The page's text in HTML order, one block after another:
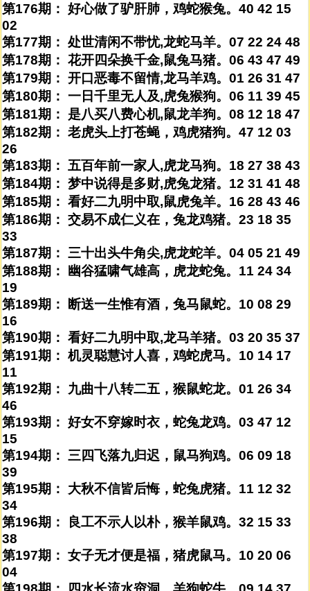
第176期： 好心做了驴肝肺，鸡蛇猴兔。40 42 15
02
第177期： 处世清闲不带忧,龙蛇马羊。07 22 24 48
第178期： 花开四朵换千金,鼠兔马猪。06 43 47 49
第179期： 开口恶毒不留情,龙马羊鸡。01 26 31 47
第180期： 一日千里无人及,虎兔猴狗。06 11 39 45
第181期： 是八买八费心机,鼠龙羊狗。08 12 18 47
第182期： 老虎头上打苍蝇，鸡虎猪狗。47 12 03
26
第183期： 五百年前一家人,虎龙马狗。18 27 38 43
第184期： 梦中说得是多财,虎兔龙猪。12 31 41 48
第185期： 看好二九明中取,鼠虎兔羊。16 28 43 46
第186期： 交易不成仁义在，兔龙鸡猪。23 18 35
33
第187期： 三十出头牛角尖,虎龙蛇羊。04 05 21 49
第188期： 幽谷猛啸气雄高，虎龙蛇兔。11 24 34
19
第189期： 断送一生惟有酒，兔马鼠蛇。10 08 29
16
第190期： 看好二九明中取,龙马羊猪。03 20 35 37
第191期： 机灵聪慧讨人喜，鸡蛇虎马。10 14 17
11
第192期： 九曲十八转二五，猴鼠蛇龙。01 26 34
46
第193期： 好女不穿嫁时衣，蛇兔龙鸡。03 47 12
15
第194期： 三四飞落九归迟，鼠马狗鸡。06 09 18
39
第195期： 大秋不信皆后悔，蛇兔虎猪。11 12 32
34
第196期： 良工不示人以朴，猴羊鼠鸡。32 15 33
38
第197期： 女子无才便是福，猪虎鼠马。10 20 06
04